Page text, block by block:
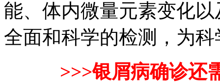
能、体内微量元素变化
全面和科学的检测，为
>>>银屑病确诊还